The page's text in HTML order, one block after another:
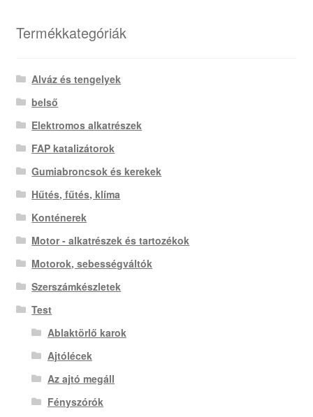
Termékkategóriák
Alváz és tengelyek
belső
Elektromos alkatrészek
FAP katalizátorok
Gumiabroncsok és kerekek
Hűtés, fűtés, klíma
Konténerek
Motor - alkatrészek és tartozékok
Motorok, sebességváltók
Szerszámkészletek
Test
Ablaktörlő karok
Ajtólécek
Az ajtó megáll
Fényszórók